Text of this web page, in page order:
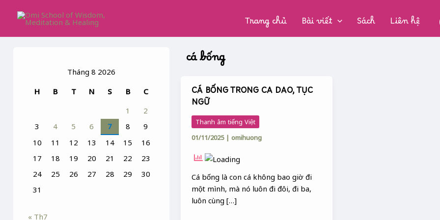
Trang chủ Bài viết Sách Liên hệ
Tháng 8 2026
H
B T N S B
C
1
2
3
4 5 6 7 8
9
10
11 12 13 14 15
16
17
18 19 20 21 22
23
24
25 26 27 28 29
30
31
« Th7
cá bống
CÁ BỐNG TRONG CA DAO, TỤC
NGỮ
Thanh âm tiếng Việt
01/11/2025 |omihuong
Cá bống là con cá không bao giờ đi
một mình, mà nó luôn đi đôi, đi ba,
luôn cùng […]
CÁ
BỐNG
TRONG
CA
DAO,
TỤC
NGỮ